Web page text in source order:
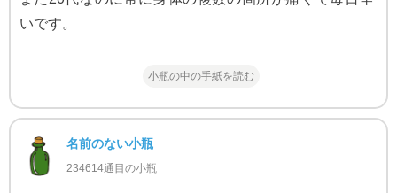
いです。
小瓶の中の手紙を読む
名前のない小瓶
234614通目の小瓶